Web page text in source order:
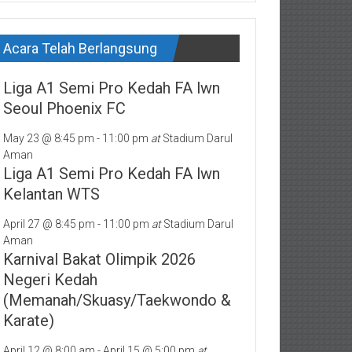
Acara Telah Berlangsung
Liga A1 Semi Pro Kedah FA lwn
Seoul Phoenix FC
May 23 @ 8:45 pm - 11:00 pm atStadium Darul
Aman
Liga A1 Semi Pro Kedah FA lwn
Kelantan WTS
April 27 @ 8:45 pm - 11:00 pm atStadium Darul
Aman
Karnival Bakat Olimpik 2026
Negeri Kedah
(Memanah/Skuasy/Taekwondo &
Karate)